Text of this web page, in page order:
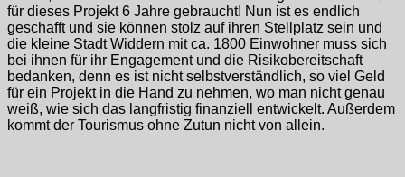
für dieses Projekt 6 Jahre gebraucht! Nun ist es endlich
geschafft und sie können stolz auf ihren Stellplatz sein und
die kleine Stadt Widdern mit ca. 1800 Einwohner muss sich
bei ihnen für ihr Engagement und die Risikobereitschaft
bedanken, denn es ist nicht selbstverständlich, so viel Geld
für ein Projekt in die Hand zu nehmen, wo man nicht genau
weiß, wie sich das langfristig finanziell entwickelt. Außerdem
kommt der Tourismus ohne Zutun nicht von allein.